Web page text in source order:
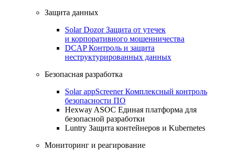
Защита данных
Solar DozorЗащита от утечек
и корпоративного мошенничества
DCAPКонтроль и защита
неструктурированных данных
Безопасная разработка
Solar appScreenerКомплексный контроль
безопасности ПО
Hexway ASOC Единая платформа для
безопасной разработки
Luntry Защита контейнеров и Kubernetes
Мониторинг и реагирование